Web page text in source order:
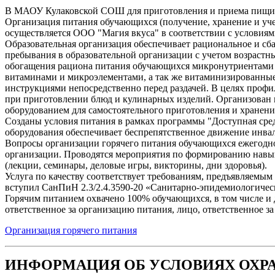
В МАОУ Кулаковской СОШ для приготовления и приема пищи
Организация питания обучающихся (получение, хранение и
осуществляется ООО "Магия вкуса" в соответствии с
Образовательная организация обеспечивает рациональное и
пребывания в образовательной организации с учетом
обогащения рациона питания обучающихся
витаминами и микроэлементами, а так же
инструкциями непосредственно перед раздачей. В целях
при приготовлении блюд и кулинарных изделий.
оборудованием для самостоятельного приготовления и
Созданы условия питания в рамках программы "Доступная
оборудования обеспечивает беспрепятственное движение
Вопросы организации горячего питания обучающихся
организации. Проводятся мероприятия по формированию
(лекции, семинары, деловые игры, викторины, дни здоровья).
Услуга по качеству соответствует требованиям,
вступил СанПиН 2.3/2.4.3590-20 «Санитарно-
Горячим питанием охвачено 100% обучающихся, в том числе
ответственное за организацию питания, лицо,
Организация горячего питания
ИНФОРМАЦИЯ ОБ УСЛОВИЯХ